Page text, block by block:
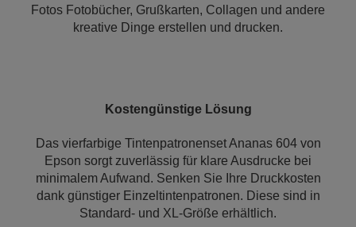
Fotos Fotobücher, Grußkarten, Collagen und andere
kreative Dinge erstellen und drucken.
Kostengünstige Lösung
Das vierfarbige Tintenpatronenset Ananas 604 von
Epson sorgt zuverlässig für klare Ausdrucke bei
minimalem Aufwand. Senken Sie Ihre Druckkosten
dank günstiger Einzeltintenpatronen. Diese sind in
Standard- und XL-Größe erhältlich.